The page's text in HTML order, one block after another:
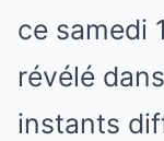
ce samedi
révélé
instants